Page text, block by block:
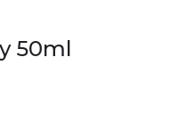
50ml